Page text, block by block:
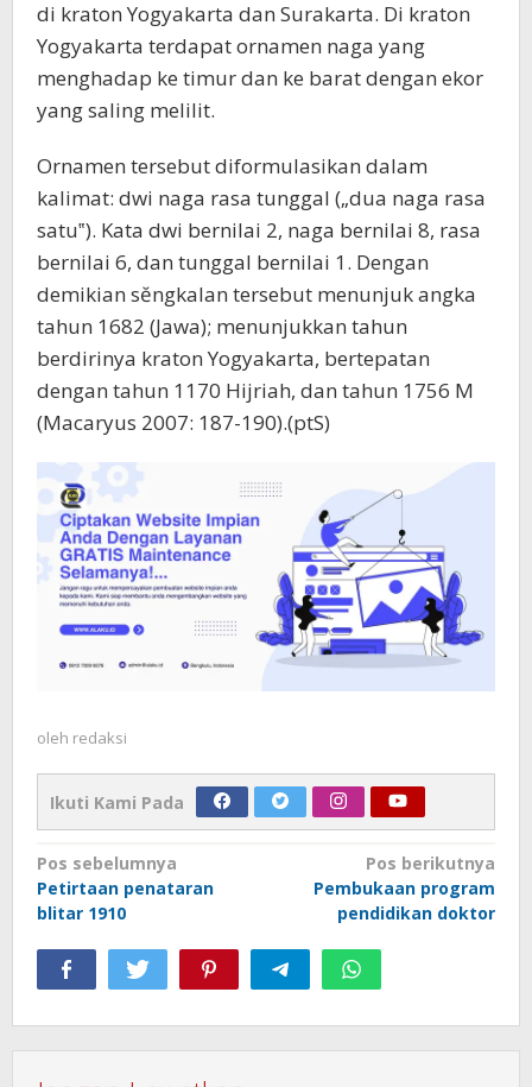
di kraton Yogyakarta dan Surakarta. Di kraton
Yogyakarta terdapat ornamen naga yang
menghadap ke timur dan ke barat dengan ekor
yang saling melilit.
Ornamen tersebut diformulasikan dalam
kalimat: dwi naga rasa tunggal („dua naga rasa
satu‟). Kata dwi bernilai 2, naga bernilai 8, rasa
bernilai 6, dan tunggal bernilai 1. Dengan
demikian sĕngkalan tersebut menunjuk angka
tahun 1682 (Jawa); menunjukkan tahun
berdirinya kraton Yogyakarta, bertepatan
dengan tahun 1170 Hijriah, dan tahun 1756 M
(Macaryus 2007: 187-190).(ptS)
oleh redaksi
Ikuti Kami Pada
Navigasi
pos
Pos sebelumnya
Petirtaan penataran
blitar 1910
Pos berikutnya
Pembukaan program
pendidikan doktor